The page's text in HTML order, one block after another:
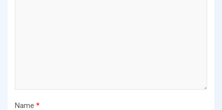
Name *